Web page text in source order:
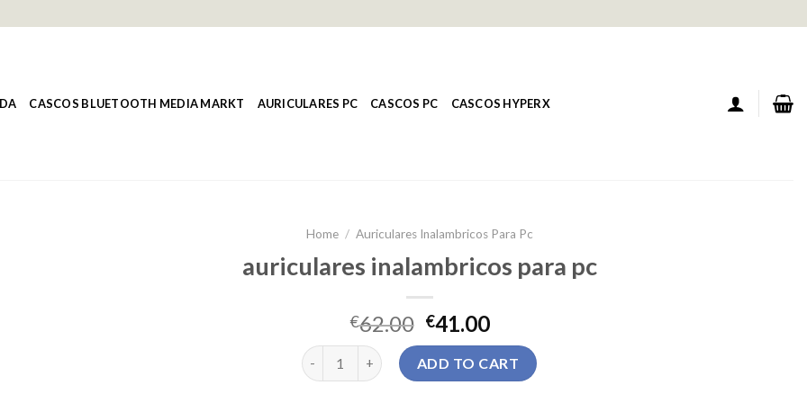
CASCOS BLUETOOTH MEDIA MARKT AURICULARES PC CASCOS PC CASCOS HYPERX
Home / Auriculares Inalambricos Para Pc
auriculares inalambricos para pc
€62.00 €41.00
auriculares inalambricos para pc quantity
ADD TO CART